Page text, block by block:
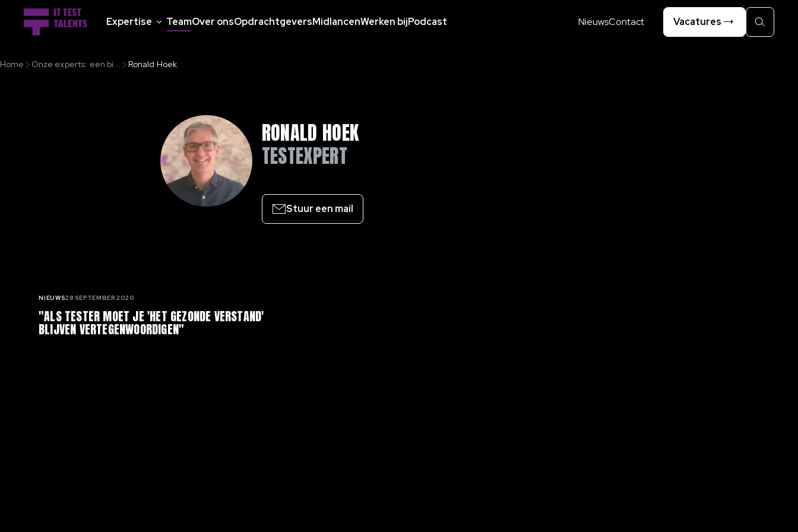
Vacatures
Zoeken
Expertise TeamOver onsOpdrachtgeversMidlancenWerken bijPodcast NieuwsContact
Home Onze experts: een bi... Ronald Hoek
RONALD HOEK
TESTEXPERT
Stuur een mail
Gerelateerde artikelen
"ALS TESTER MOET JE 'HET GEZONDE VERSTAND'
BLIJVEN VERTEGENWOORDIGEN"
NIEUWS28 SEPTEMBER 2020